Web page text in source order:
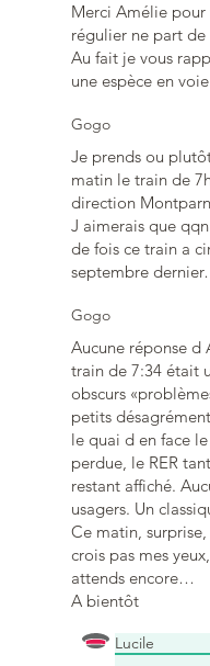
Merci Amélie pour
régulier ne part de
Au fait je vous
une espèce en
Gogo
Je prends ou
matin le train de
direction
J aimerais que
de fois ce train a
septembre
Gogo
Aucune réponse d
train de 7:34 était
obscurs
petits
le quai d en face
perdue, le RER
restant affiché.
usagers. Un
Ce matin,
crois pas mes
attends encore…
A bientôt
Lucile